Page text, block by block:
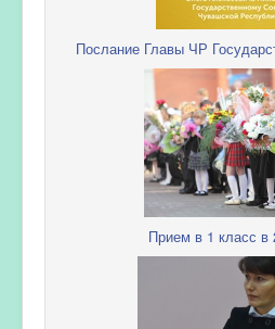
Послание Главы ЧР
Прием в 1 класс в